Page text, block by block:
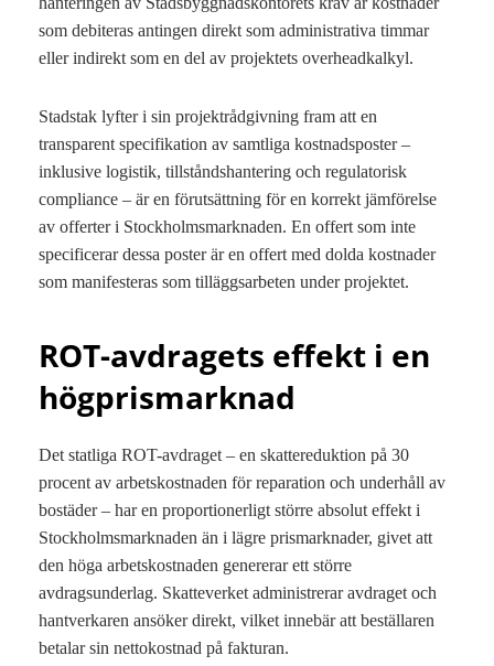
som debiteras antingen direkt som administrativa timmar
eller indirekt som en del av projektets overheadkalkyl.
Stadstak lyfter i sin projektrådgivning fram att en
transparent specifikation av samtliga kostnadsposter –
inklusive logistik, tillståndshantering och regulatorisk
compliance – är en förutsättning för en korrekt jämförelse
av offerter i Stockholmsmarknaden. En offert som inte
specificerar dessa poster är en offert med dolda kostnader
som manifesteras som tilläggsarbeten under projektet.
ROT-avdragets effekt i en
högprismarknad
Det statliga ROT-avdraget – en skattereduktion på 30
procent av arbetskostnaden för reparation och underhåll av
bostäder – har en proportionerligt större absolut effekt i
Stockholmsmarknaden än i lägre prismarknader, givet att
den höga arbetskostnaden genererar ett större
avdragsunderlag. Skatteverket administrerar avdraget och
hantverkaren ansöker direkt, vilket innebär att beställaren
betalar sin nettokostnad på fakturan.